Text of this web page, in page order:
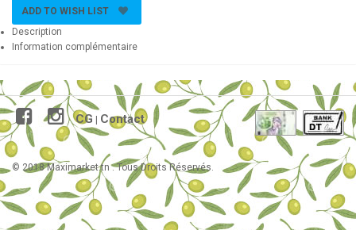
ADD TO WISH LIST
Description
Information complémentaire
CG Contact
© 2018 Maximarket.tn . Tous Droits Réservés.